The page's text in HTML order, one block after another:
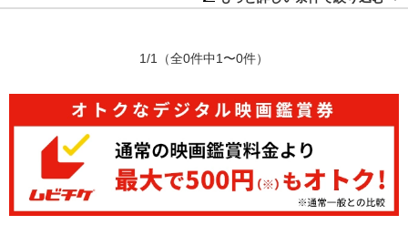
1/1 （全0件中1〜0件）